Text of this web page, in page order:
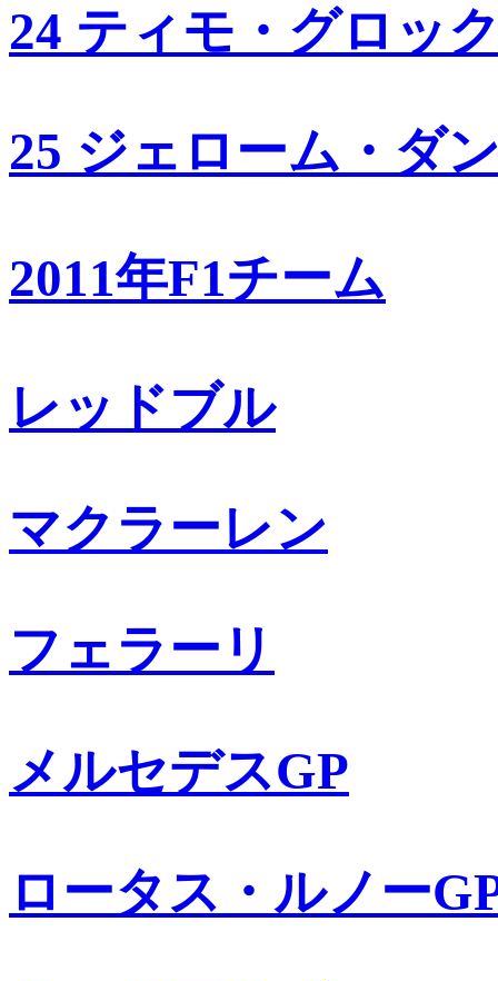
24 ティモ・グロッ
25 ジェローム・ダ
2011年F1チーム
レッドブル
マクラーレン
フェラーリ
メルセデスGP
ロータス・ルノー